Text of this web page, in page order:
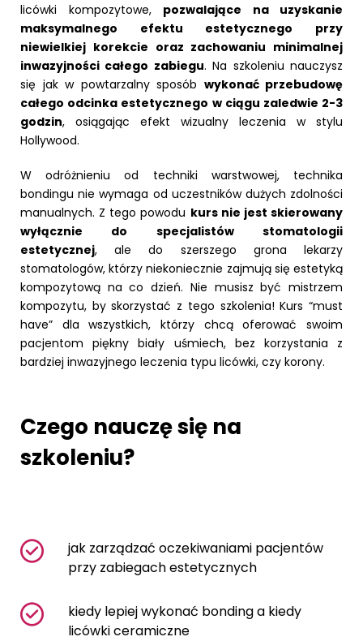
licówki kompozytowe, pozwalające na uzyskanie
maksymalnego efektu estetycznego przy
niewielkiej korekcie oraz zachowaniu minimalnej
inwazyjności całego zabiegu. Na szkoleniu nauczysz
się jak w powtarzalny sposób wykonać przebudowę
całego odcinka estetycznego w ciągu zaledwie 2-3
godzin, osiągając efekt wizualny leczenia w stylu
Hollywood.
W odróżnieniu od techniki warstwowej, technika
bondingu nie wymaga od uczestników dużych zdolności
manualnych. Z tego powodu kurs nie jest skierowany
wyłącznie do specjalistów stomatologii
estetycznej, ale do szerszego grona lekarzy
stomatologów, którzy niekoniecznie zajmują się estetyką
kompozytową na co dzień. Nie musisz być mistrzem
kompozytu, by skorzystać z tego szkolenia! Kurs “must
have” dla wszystkich, którzy chcą oferować swoim
pacjentom piękny biały uśmiech, bez korzystania z
bardziej inwazyjnego leczenia typu licówki, czy korony.
Czego nauczę się na
szkoleniu?
jak zarządzać oczekiwaniami pacjentów
przy zabiegach estetycznych
kiedy lepiej wykonać bonding a kiedy
licówki ceramiczne